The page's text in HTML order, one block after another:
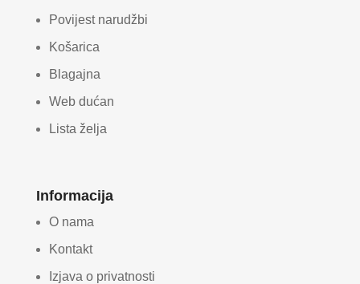
Povijest narudžbi
Košarica
Blagajna
Web dućan
Lista želja
Informacija
O nama
Kontakt
Izjava o privatnosti